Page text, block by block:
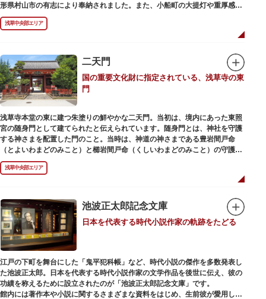
形県村山市の有志により奉納されました。また、小船町の大提灯や重厚感あ
ふれる吊灯篭も存在感を放ち、参拝客を迎えてくれます。
宝蔵門は、平安時代、武蔵守に任命された平公雅（たいらのきみまさ）によ
在の門は1964年にホテルニューオオタニ創始者・大谷米太郎の寄進により本
瓦葺きで再建された（2007年チタン瓦に葺き替え）楼門です。上層部には仏
教の経典である『元版⼀切経（げんばんいっさいきょう）』や寺宝が収蔵さ
れています。
浅草中央部エリア
二天門
国の重要文化財に指定されている、浅草寺の東
門
浅草寺本堂の東に建つ朱塗りの鮮やかな二天門。当初は、境内にあった東照
宮の随身門として建てられたと伝えられています。随身門とは、神社を守護
する神さまを配置した門のこと。当時は、神道の神さまである豊岩間戸命
（とよいわまどのみこと）と櫛岩間戸命（くしいわまどのみこと）の守護神
像が左右に祀られていました。
しかし、1868年（明治元年）に明治政府が発令した神仏分離令により、仏教
寺院である浅草寺には、この2柱の神さまの像を祀ることができなくなりま
鶴岡八幡宮にあった仏教の守護神である広目天（こうもくてん）と持国天
（じこくてん）の像を二天門に安置。これに伴い、正式名称が随身門から二
天門に変更されました。
その後、第二次世界大戦により2柱の像は焼失。現在は、上野の寛永寺（か
んえいじ）の四代将軍徳川家綱霊廟にあった持国天と増長天（ぞうちょうて
ん）の像が祀られています。持国天と増長天は、四天王と呼ばれる仏さまと
して知られていますが、四天王は仏教の守護神であることから武装した姿。
どちらも、鎌倉時代以降に流行した複数の木材を組み合わせる技法「寄木
造」により造られています。
浅草中央部エリア
池波正太郎記念文庫
日本を代表する時代小説作家の軌跡をたどる
江戸の下町を舞台にした「鬼平犯科帳」など、時代小説の傑作を多数発表し
た池波正太郎。日本を代表する時代小説作家の文学作品を後世に伝え、彼の
功績を称えるために設立されたのが「池波正太郎記念文庫」です。
館内には著作本や小説に関するさまざまな資料をはじめ、生前彼が愛用して